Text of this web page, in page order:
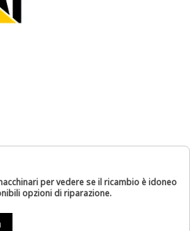
per vedere se il ricambio è idoneo
opzioni di riparazione.